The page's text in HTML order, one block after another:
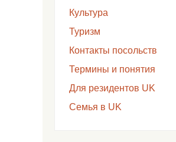
Культура
Туризм
Контакты посольств
Термины и понятия
Для резидентов UK
Семья в UK